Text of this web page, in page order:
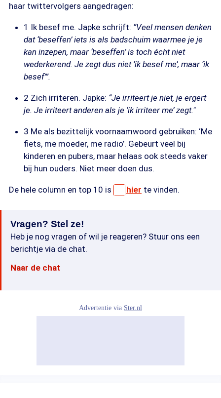
haar twittervolgers aangedragen:
1 Ik besef me. Japke schrijft: “Veel mensen denken
dat ‘beseffen’ iets is als badschuim waarmee je je
kan inzepen, maar ‘beseffen’ is toch écht niet
wederkerend. Je zegt dus niet ‘ik besef me’, maar ‘ik
besef’”.
2 Zich irriteren. Japke: “Je irriteert je niet, je ergert
je. Je irriteert anderen als je ‘ik irriteer me’ zegt."
3 Me als bezittelijk voornaamwoord gebruiken: ‘Me
fiets, me moeder, me radio’. Gebeurt veel bij
kinderen en pubers, maar helaas ook steeds vaker
bij hun ouders. Niet meer doen dus.
De hele column en top 10 is hier te vinden.
Vragen? Stel ze!
Heb je nog vragen of wil je reageren? Stuur ons een
berichtje via de chat.
Naar de chat
Advertentie via Ster.nl